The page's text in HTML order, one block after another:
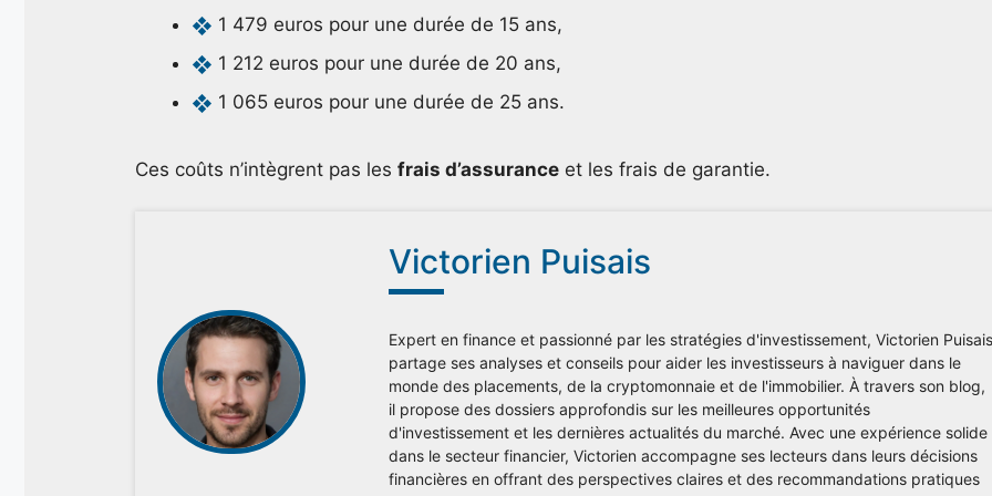
1 479 euros pour une durée de 15 ans,
1 212 euros pour une durée de 20 ans,
1 065 euros pour une durée de 25 ans.
Ces coûts n’intègrent pas les frais d’assurance et les frais de garantie.
Victorien Puisais
Expert en finance et passionné par les stratégies d'investissement, Victorien Puisais
partage ses analyses et conseils pour aider les investisseurs à naviguer dans le
monde des placements, de la cryptomonnaie et de l'immobilier. À travers son blog,
il propose des dossiers approfondis sur les meilleures opportunités
d'investissement et les dernières actualités du marché. Avec une expérience solide
dans le secteur financier, Victorien accompagne ses lecteurs dans leurs décisions
financières en offrant des perspectives claires et des recommandations pratiques